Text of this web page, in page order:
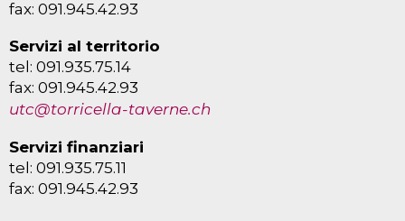
fax: 091.945.42.93
Servizi al territorio
tel: 091.935.75.14
fax: 091.945.42.93
utc@torricella-taverne.ch
Servizi finanziari
tel: 091.935.75.11
fax: 091.945.42.93